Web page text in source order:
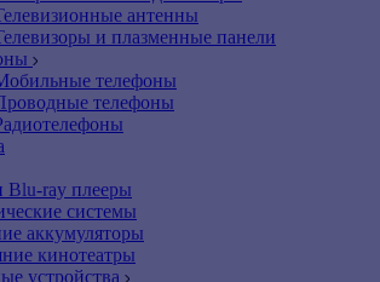
антенны
и плазменные панели
телефоны
телефоны
Blu-ray плееры
системы
аккумуляторы
кинотеатры
устройства